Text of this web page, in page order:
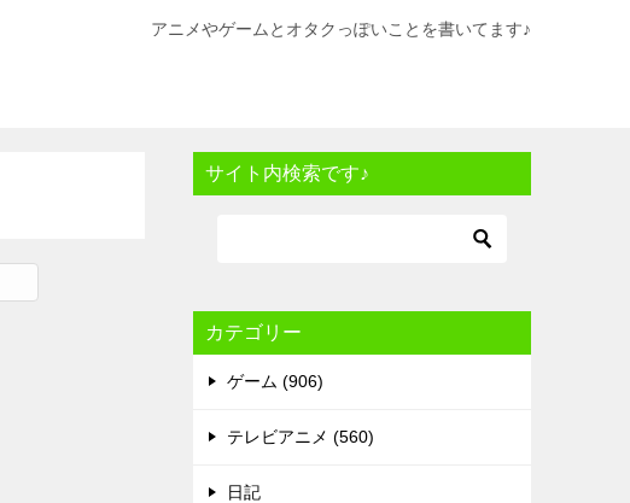
アニメやゲームとオタクっぽいことを書いてます♪
サイト内検索です♪
カテゴリー
ゲーム (906)
テレビアニメ (560)
日記